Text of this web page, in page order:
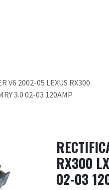
V6 2002-05 LEXUS RX300
3.0 02-03 120AMP
RX300
02-03